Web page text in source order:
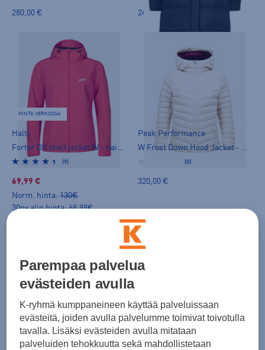
280,00 € 249,00 €
HINTA VERKOSSA
Halti
(9)
69,99 €
Norm. hinta: 130€
30pv alin hinta: 69,99€
Peak Performance
(0)
320,00 €
Haglöfs
Halti
Parempaa palvelua
evästeiden avulla
K-ryhmä kumppaneineen käyttää palveluissaan
evästeitä, joiden avulla palvelumme toimivat toivotulla
tavalla. Lisäksi evästeiden avulla mitataan
palveluiden tehokkuutta sekä mahdollistetaan